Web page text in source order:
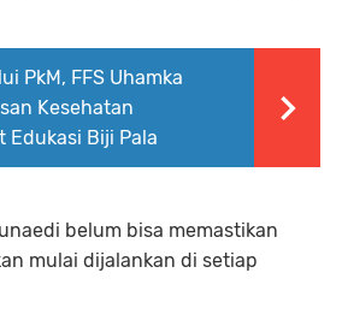
PkM, FFS Uhamka
Kesehatan
Edukasi Biji Pala
belum bisa memastikan
mulai dijalankan di setiap